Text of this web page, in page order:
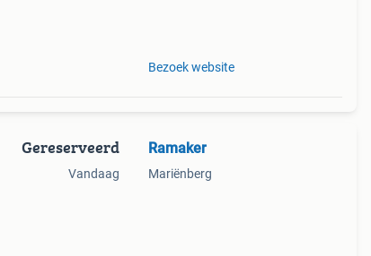
Bezoek website
Gereserveerd
Vandaag
Ramaker
Mariënberg